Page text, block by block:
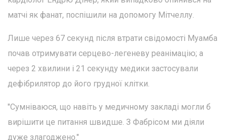
матчі як фанат, поспішили на допомогу Мітчеллу.
Лише через 67 секунд після втрати свідомості Муамба
почав отримувати серцево-легеневу реанімацію; а
через 2 хвилини і 21 секунду медики застосували
дефібрилятор до його грудної клітки.
"Сумніваюся, що навіть у медичному закладі могли б
вирішити це питання швидше. З Фабрісом ми діяли
дуже злагоджено."